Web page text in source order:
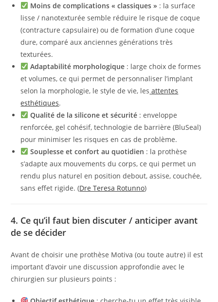
Moins de complications « classiques » : la surface
lisse / nanotexturée semble réduire le risque de coque
(contracture capsulaire) ou de formation d’une coque
dure, comparé aux anciennes générations très
texturées.
Adaptabilité morphologique : large choix de formes
et volumes, ce qui permet de personnaliser l’implant
selon la morphologie, le style de vie, les attentes
esthétiques.
Qualité de la silicone et sécurité : enveloppe
renforcée, gel cohésif, technologie de barrière (BluSeal)
pour minimiser les risques en cas de problème.
Souplesse et confort au quotidien : la prothèse
s’adapte aux mouvements du corps, ce qui permet un
rendu plus naturel en position debout, assise, couchée,
sans effet rigide. (Dre Teresa Rotunno)
4. Ce qu’il faut bien discuter / anticiper avant
de se décider
Avant de choisir une prothèse Motiva (ou toute autre) il est
important d’avoir une discussion approfondie avec le
chirurgien sur plusieurs points :